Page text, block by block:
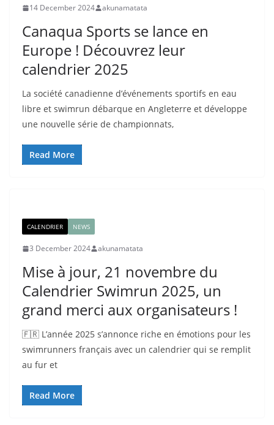
14 December 2024 akunamatata
Canaqua Sports se lance en
Europe ! Découvrez leur
calendrier 2025
La société canadienne d’événements sportifs en eau
libre et swimrun débarque en Angleterre et développe
une nouvelle série de championnats,
Read More
CALENDRIER NEWS
3 December 2024 akunamatata
Mise à jour, 21 novembre du
Calendrier Swimrun 2025, un
grand merci aux organisateurs !
🇫🇷 L’année 2025 s’annonce riche en émotions pour les
swimrunners français avec un calendrier qui se remplit
au fur et
Read More